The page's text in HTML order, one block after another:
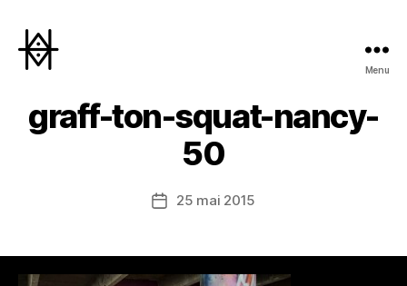
Menu
graff-ton-squat-nancy-
50
Date25 mai 2015